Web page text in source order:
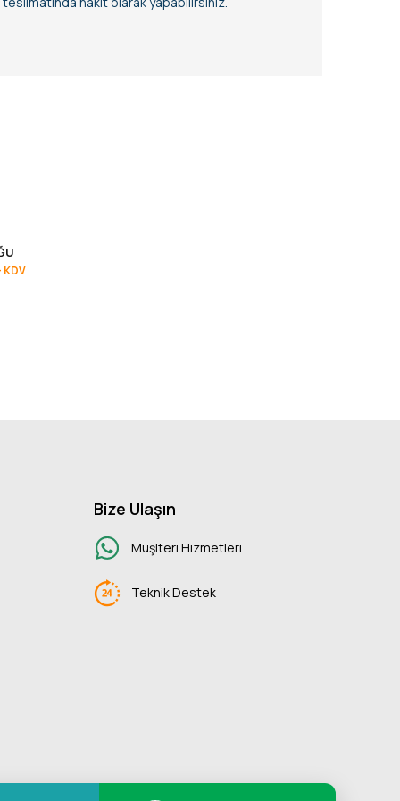
KDV
Bize Ulaşın
Müşlteri Hizmetleri
Teknik Destek